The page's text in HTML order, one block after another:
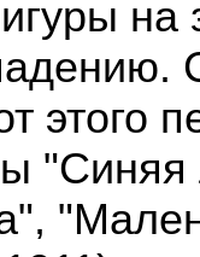
на
этого